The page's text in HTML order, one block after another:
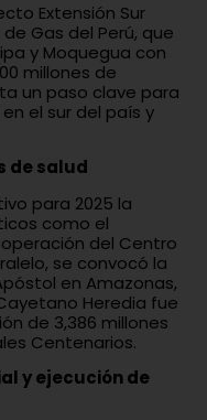
Extensión Sur
Gas del Perú, que
y Moquegua con
millones de
un paso clave para
el sur del país y
de salud
para 2025 la
como el
del Centro
se convocó la
en Amazonas,
Heredia fue
de 3,386 millones
Centenarios.
y ejecución de